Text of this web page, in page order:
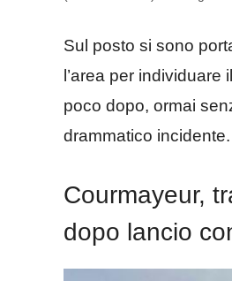
Sul posto si sono
l’area per
poco dopo, ormai
drammatico incidente.
Courmayeur,
dopo lancio